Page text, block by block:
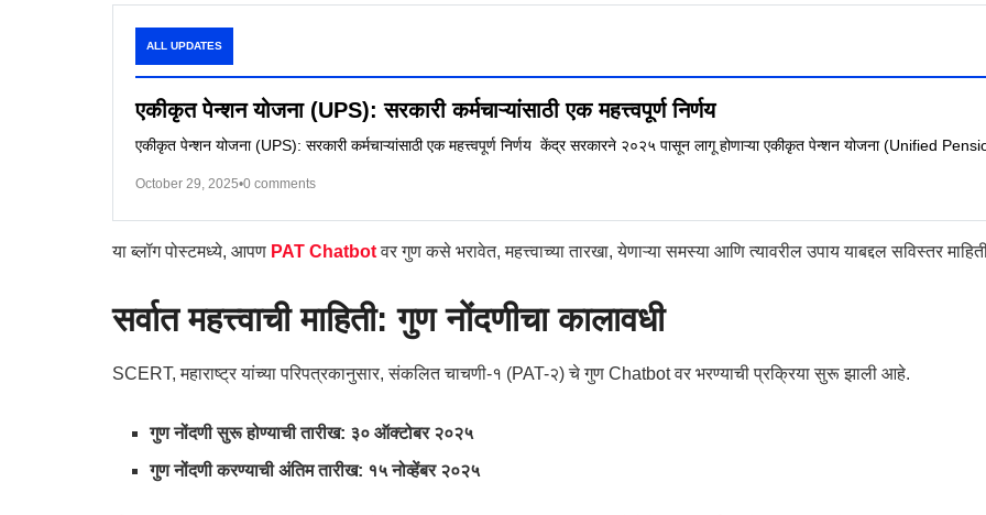
ALL UPDATES
एकीकृत पेन्शन योजना (UPS): सरकारी कर्मचाऱ्यांसाठी एक महत्त्वपूर्ण निर्णय
एकीकृत पेन्शन योजना (UPS): सरकारी कर्मचाऱ्यांसाठी एक महत्त्वपूर्ण निर्णय केंद्र सरकारने २०२५ पासून लागू होणाऱ्या एकीकृत पेन्शन योजना (Unified
October 29, 2025•0 comments
या ब्लॉग पोस्टमध्ये, आपण PAT Chatbotवर गुण कसे भरावेत, महत्त्वाच्या तारखा, येणाऱ्या समस्या आणि त्यावरील उपाय याबद्दल सविस्तर
सर्वात महत्त्वाची माहिती: गुण नोंदणीचा कालावधी
SCERT, महाराष्ट्र यांच्या परिपत्रकानुसार, संकलित चाचणी-१ (PAT-२) चे गुण Chatbot वर भरण्याची प्रक्रिया सुरू झाली आहे.
गुण नोंदणी सुरू होण्याची तारीख: ३० ऑक्टोबर २०२५
गुण नोंदणी करण्याची अंतिम तारीख: १५ नोव्हेंबर २०२५